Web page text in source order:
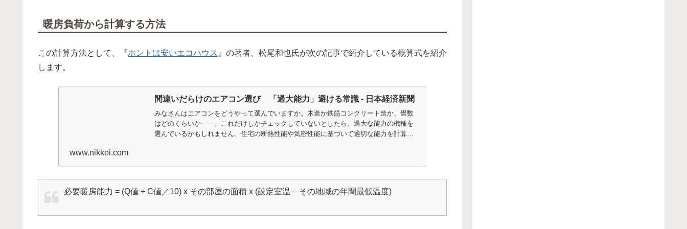
暖房負荷から計算する方法
この計算方法として、『ホントは安いエコハウス 』の著者、松尾和也氏が次の記事で紹介している概算式を紹介
します。
間違いだらけのエアコン選び 「過大能力」避ける常識 - 日本経済新聞
みなさんはエアコンをどうやって選んでいますか。木造か鉄筋コンクリート造か、畳数
はどのくらいか――。これだけしかチェックしていないとしたら、過大な能力の機種を
選んでいるかもしれません。住宅の断熱性能や気密性能に基づいて適切な能力を計算す
www.nikkei.com
必要暖房能力 = (Q値 + C値／10) x その部屋の面積 x (設定室温 – その地域の年間最低温度)